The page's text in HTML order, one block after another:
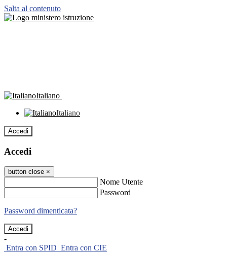
Salta al contenuto
Italiano
Italiano
Accedi
Accedi
button close ×
Nome Utente
Password
Password dimenticata?
-
Entra con SPID Entra con CIE